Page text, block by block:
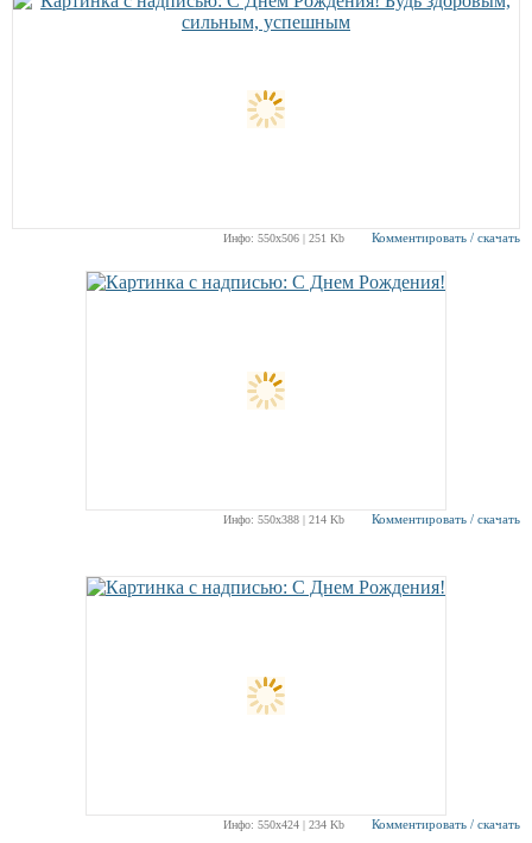
Инфо: 550х506 | 251 Kb Комментировать / скачать
Инфо: 550х388 | 214 Kb Комментировать / скачать
Инфо: 550х424 | 234 Kb Комментировать / скачать